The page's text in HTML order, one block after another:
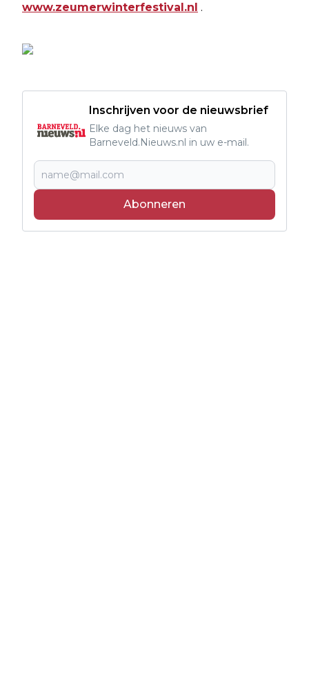
www.zeumerwinterfestival.nl .
Inschrijven voor de nieuwsbrief
Elke dag het nieuws van
Barneveld.Nieuws.nl in uw e-mail.
Abonneren